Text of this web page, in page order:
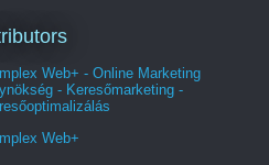
Web+ - Online Marketing
- Keresőmarketing -
Web+